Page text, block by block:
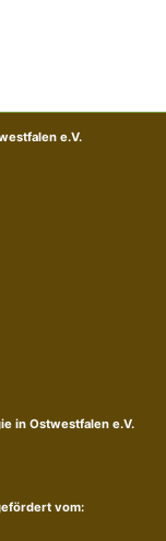
e.V.
in Ostwestfalen e.V.
vom: